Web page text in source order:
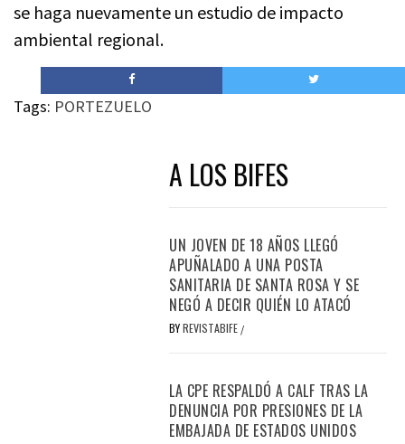
se haga nuevamente un estudio de impacto
ambiental regional.
Tags: PORTEZUELO
A LOS BIFES
UN JOVEN DE 18 AÑOS LLEGÓ
APUÑALADO A UNA POSTA
SANITARIA DE SANTA ROSA Y SE
NEGÓ A DECIR QUIÉN LO ATACÓ
BYREVISTABIFE /
LA CPE RESPALDÓ A CALF TRAS LA
DENUNCIA POR PRESIONES DE LA
EMBAJADA DE ESTADOS UNIDOS